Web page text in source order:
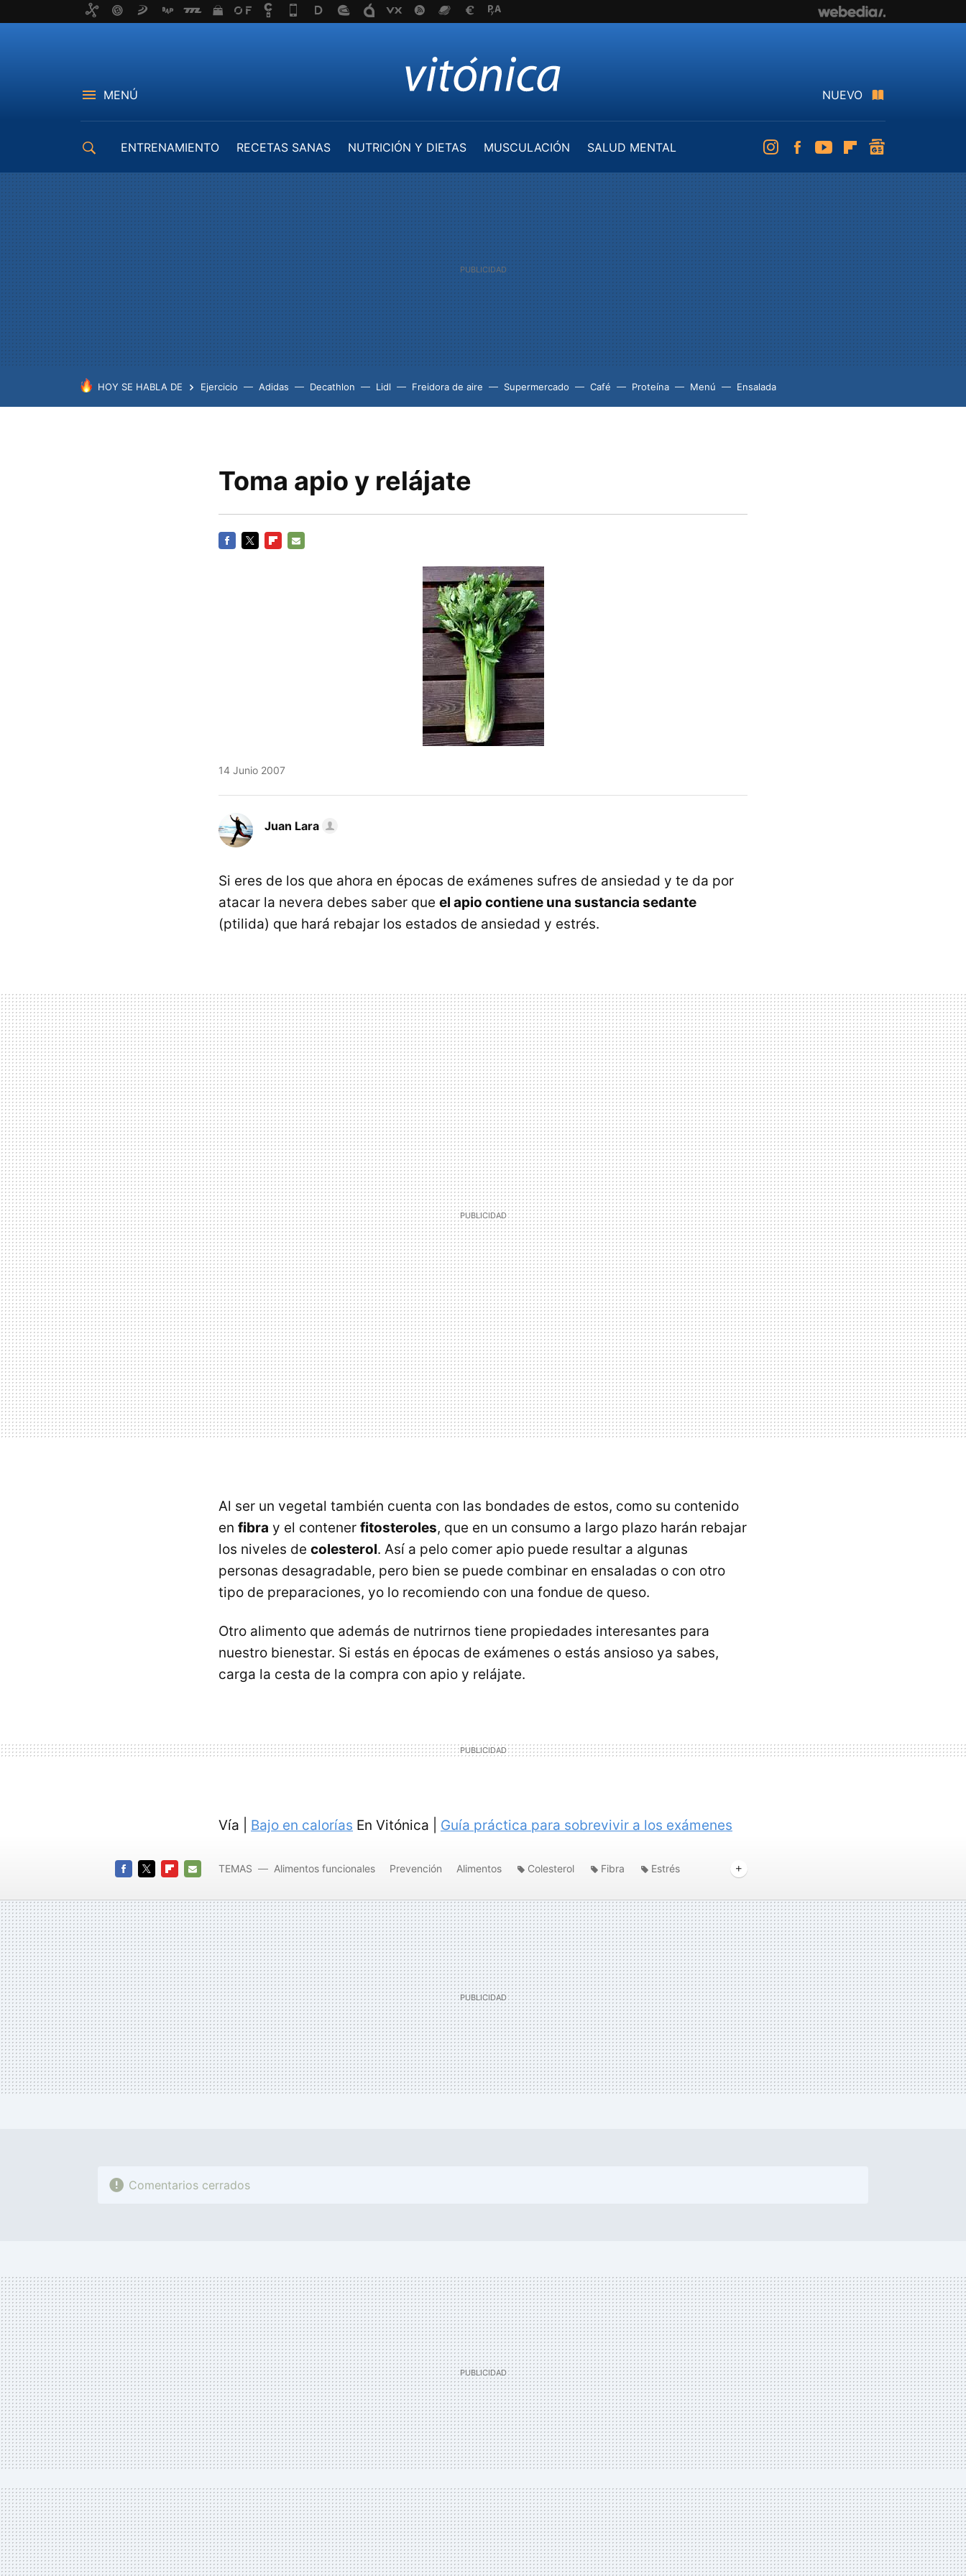
MENÚ NUEVO
ENTRENAMIENTO RECETAS SANAS NUTRICIÓN Y DIETAS MUSCULACIÓN
SALUD MENTAL
InstagramFacebookYoutubeFlipboard
HOY SE HABLA DE Ejercicio Adidas Decathlon Lidl Freidora de aire Supermercado Café Proteína Menú Ensalada
Toma apio y relájate
14 Junio 2007
Juan Lara
Si eres de los que ahora en épocas de exámenes sufres de ansiedad y te da por
atacar la nevera debes saber que el apio contiene una sustancia sedante
(ptilida) que hará rebajar los estados de ansiedad y estrés.
Al ser un vegetal también cuenta con las bondades de estos, como su contenido
en fibra y el contener fitosteroles, que en un consumo a largo plazo harán rebajar
los niveles de colesterol. Así a pelo comer apio puede resultar a algunas
personas desagradable, pero bien se puede combinar en ensaladas o con otro
tipo de preparaciones, yo lo recomiendo con una fondue de queso.
Otro alimento que además de nutrirnos tiene propiedades interesantes para
nuestro bienestar. Si estás en épocas de exámenes o estás ansioso ya sabes,
carga la cesta de la compra con apio y relájate.
Vía | Bajo en calorías En Vitónica | Guía práctica para sobrevivir a los exámenes
MAIL
TEMAS Alimentos funcionales Prevención Alimentos Colesterol Fibra
Estrés
Comentarios cerrados